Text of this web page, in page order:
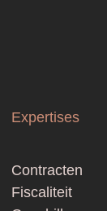
Expertises
Contracten
Fiscaliteit